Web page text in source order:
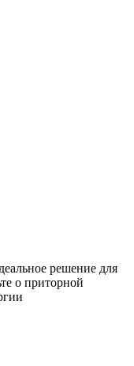
решение для
о приторной